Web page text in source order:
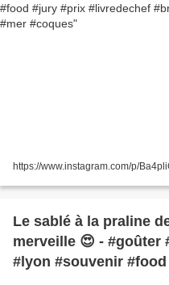
https://www.instagram.com/p/
Le sablé à la praline
merveille 😍 - #goûter
#lyon #souvenir